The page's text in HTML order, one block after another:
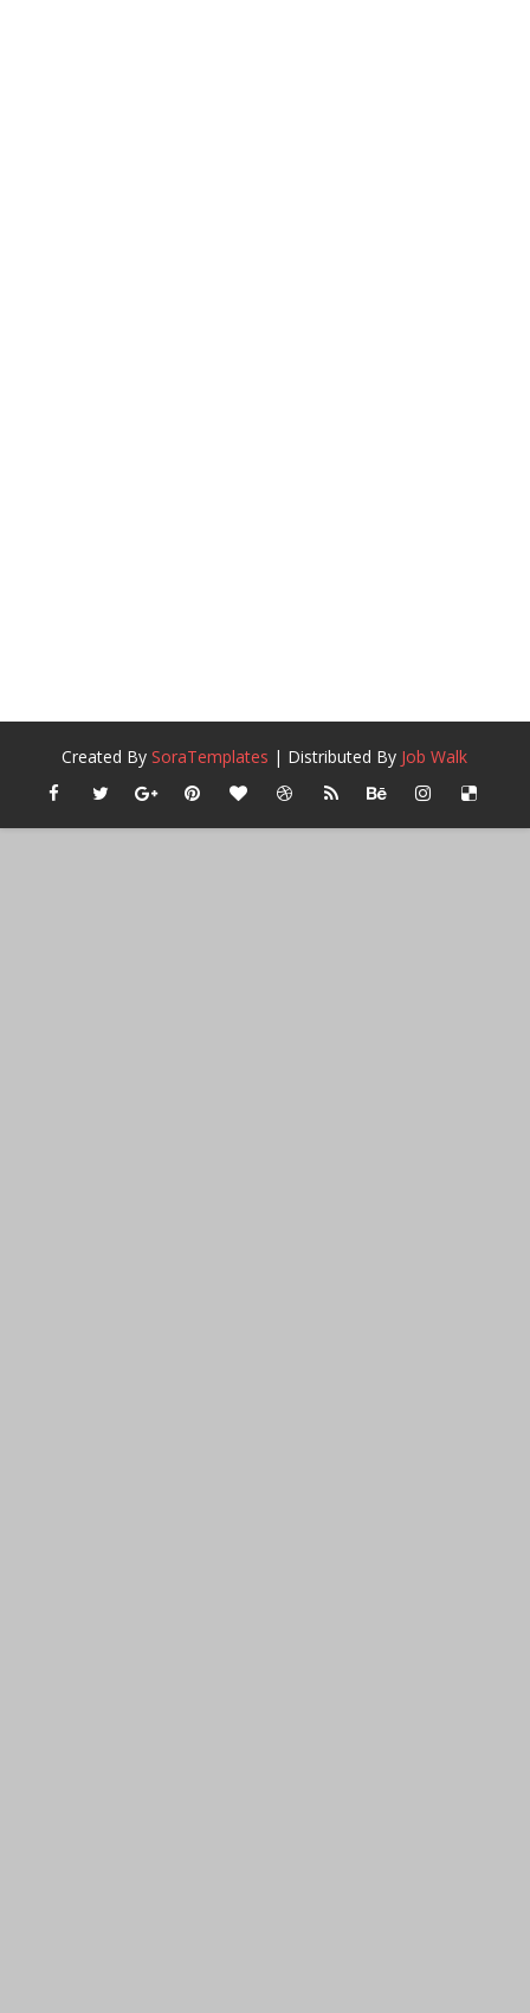
Created BySoraTemplates | Distributed By Job Walk